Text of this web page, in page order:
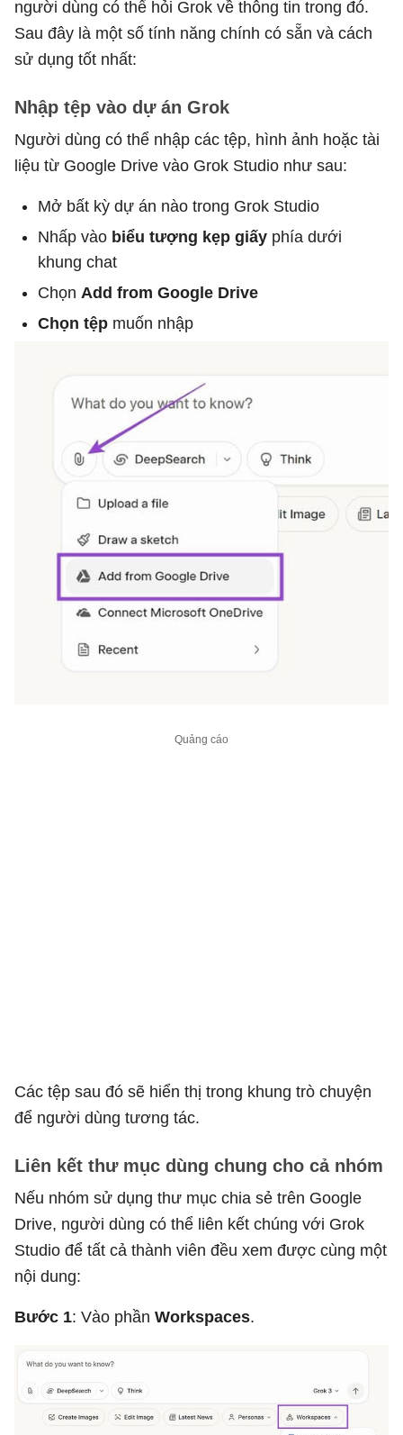
người dùng có thể hỏi Grok về thông tin trong đó.
Sau đây là một số tính năng chính có sẵn và cách
sử dụng tốt nhất:
Nhập tệp vào dự án Grok
Người dùng có thể nhập các tệp, hình ảnh hoặc tài
liệu từ Google Drive vào Grok Studio như sau:
Mở bất kỳ dự án nào trong Grok Studio
Nhấp vào biểu tượng kẹp giấy phía dưới
khung chat
Chọn Add from Google Drive
Chọn tệp muốn nhập
Các tệp sau đó sẽ hiển thị trong khung trò chuyện
để người dùng tương tác.
Liên kết thư mục dùng chung cho cả nhóm
Nếu nhóm sử dụng thư mục chia sẻ trên Google
Drive, người dùng có thể liên kết chúng với Grok
Studio để tất cả thành viên đều xem được cùng một
nội dung:
Bước 1: Vào phần Workspaces.